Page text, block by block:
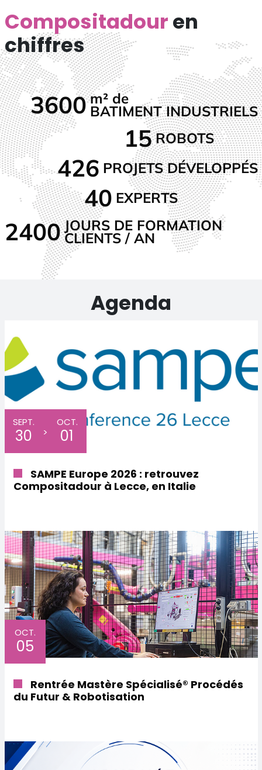
Compositadouren
chiffres
3600 m² de
BATIMENT INDUSTRIELS
15 ROBOTS
426 PROJETS DÉVELOPPÉS
40 EXPERTS
2400 JOURS DE FORMATION
CLIENTS / AN
Agenda
SAMPE Europe 2026 : retrouvez
Compositadour à Lecce, en Italie
SEPT.
30 >
OCT.
01
Rentrée Mastère Spécialisé® Procédés
du Futur & Robotisation
OCT.
05